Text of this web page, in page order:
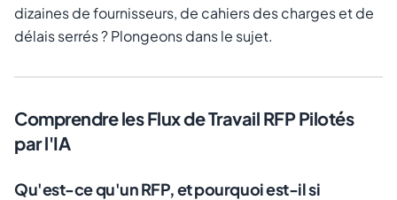
dizaines de fournisseurs, de cahiers des charges et de
délais serrés ? Plongeons dans le sujet.
Comprendre les Flux de Travail RFP Pilotés
par l'IA
Qu'est-ce qu'un RFP, et pourquoi est-il si